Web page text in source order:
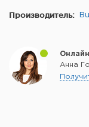
Производитель:
Анна